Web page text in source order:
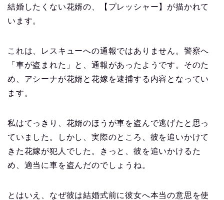
結婚したくない花婿の、【プレッシャー】が描かれて
います。
これは、レスキューへの通報ではありません。警察へ
「車が盗まれた」と、通報があったようです。そのた
め、アシーナが花婿と花嫁を逮捕する内容となってい
ます。
私はてっきり、花婿のほうが車を盗んで逃げたと思っ
ていました。しかし、実際のところ、彼を追いかけて
きた花嫁が犯人でした。きっと、彼を追いかけるた
め、適当に車を盗んだのでしょうね。
とはいえ、なぜ彼は結婚式前に彼女へ本当の意思を使